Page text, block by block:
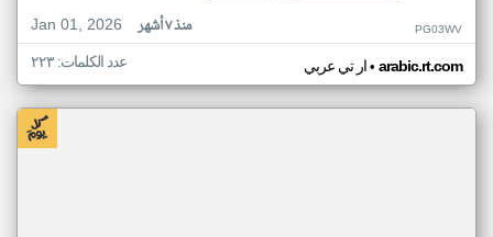
Jan 01, 2026
منذ ٧ أشهر PG03WV
ار تي عربي• arabic.rt.com عدد الكلمات: ٢٢٣